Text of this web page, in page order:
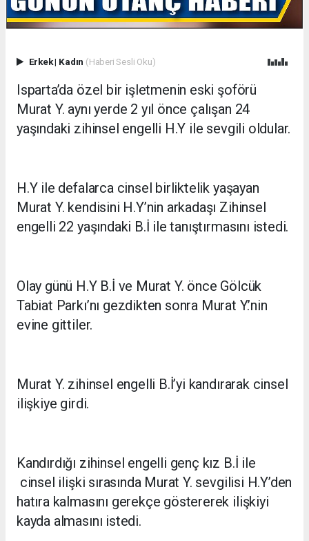
Erkek| Kadın (Haberi Sesli Oku)
Isparta’da özel bir işletmenin eski şoförü
Murat Y. aynı yerde 2 yıl önce çalışan 24
yaşındaki zihinsel engelli H.Y ile sevgili oldular.
H.Y ile defalarca cinsel birliktelik yaşayan
Murat Y. kendisini H.Y’nin arkadaşı Zihinsel
engelli 22 yaşındaki B.İ ile tanıştırmasını istedi.
Olay günü H.Y B.İ ve Murat Y. önce Gölcük
Tabiat Parkı’nı gezdikten sonra Murat Y.’nin
evine gittiler.
Murat Y. zihinsel engelli B.İ’yi kandırarak cinsel
ilişkiye girdi.
Kandırdığı zihinsel engelli genç kız B.İ ile
cinsel ilişki sırasında Murat Y. sevgilisi H.Y’den
hatıra kalmasını gerekçe göstererek ilişkiyi
kayda almasını istedi.